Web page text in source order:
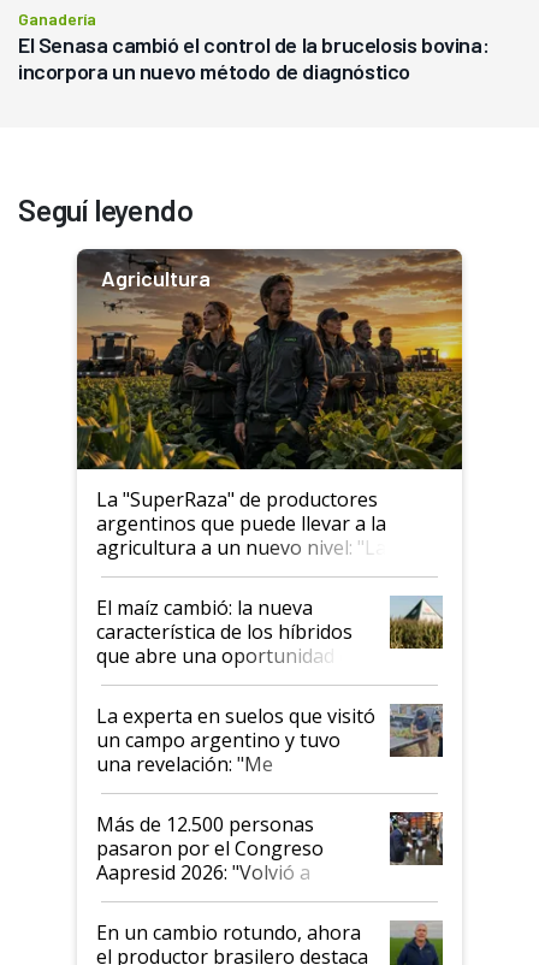
Ganadería
El Senasa cambió el control de la brucelosis bovina:
incorpora un nuevo método de diagnóstico
Seguí leyendo
Agricultura
La "SuperRaza" de productores
argentinos que puede llevar a la
agricultura a un nuevo nivel: "Las
posibilidades de crecimiento son
infinitas"
El maíz cambió: la nueva
característica de los híbridos
que abre una oportunidad en
el lote
La experta en suelos que visitó
un campo argentino y tuvo
una revelación: "Me
impresionó mucho"
Más de 12.500 personas
pasaron por el Congreso
Aapresid 2026: "Volvió a
demostrar que hablar del
suelo es hablar de todo el
sistema productivo"
En un cambio rotundo, ahora
el productor brasilero destaca